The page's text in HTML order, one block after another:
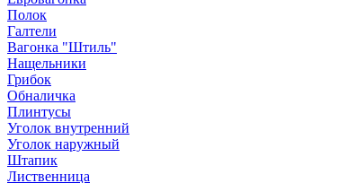
Полок
Галтели
Вагонка "Штиль"
Нащельники
Грибок
Обналичка
Плинтусы
Уголок внутренний
Уголок наружный
Штапик
Лиственница